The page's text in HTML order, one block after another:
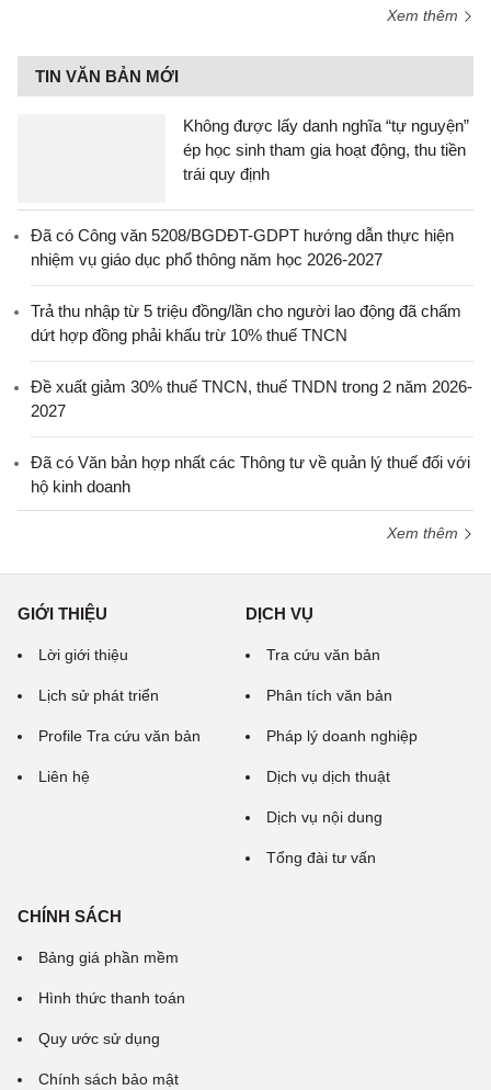
Xem thêm
TIN VĂN BẢN MỚI
Không được lấy danh nghĩa “tự nguyện”
ép học sinh tham gia hoạt động, thu tiền
trái quy định
Đã có Công văn 5208/BGDĐT-GDPT hướng dẫn thực hiện
nhiệm vụ giáo dục phổ thông năm học 2026-2027
Trả thu nhập từ 5 triệu đồng/lần cho người lao động đã chấm
dứt hợp đồng phải khấu trừ 10% thuế TNCN
Đề xuất giảm 30% thuế TNCN, thuế TNDN trong 2 năm 2026-
2027
Đã có Văn bản hợp nhất các Thông tư về quản lý thuế đối với
hộ kinh doanh
Xem thêm
GIỚI THIỆU
Lời giới thiệu
Lịch sử phát triển
Profile Tra cứu văn bản
Liên hệ
DỊCH VỤ
Tra cứu văn bản
Phân tích văn bản
Pháp lý doanh nghiệp
Dịch vụ dịch thuật
Dịch vụ nội dung
Tổng đài tư vấn
CHÍNH SÁCH
Bảng giá phần mềm
Hình thức thanh toán
Quy ước sử dụng
Chính sách bảo mật